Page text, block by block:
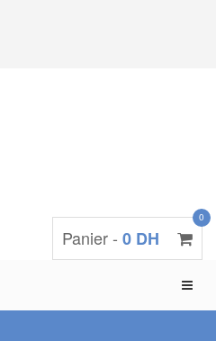
Panier - 0 DH
0
Toggle